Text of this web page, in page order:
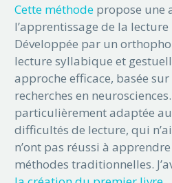
Cette méthode propose une
l’apprentissage de la
Développée par un
lecture syllabique et
approche efficace, basée
recherches en
particulièrement adaptée
difficultés de lecture, qui
n’ont pas réussi à
méthodes traditionnelles.